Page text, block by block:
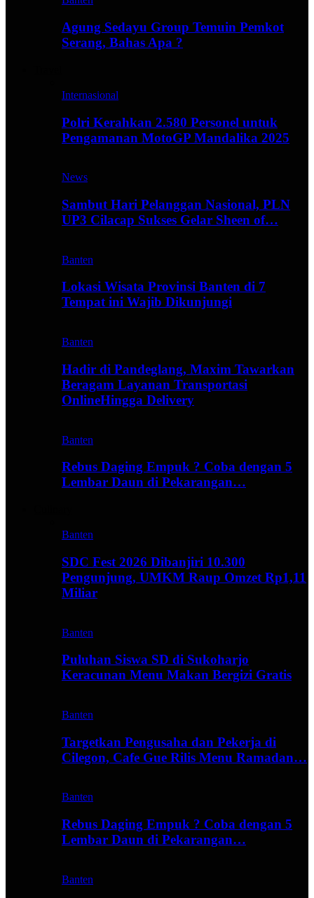
Agung Sedayu Group Temuin Pemkot
Serang, Bahas Apa ?
Internasional
Polri Kerahkan 2.580 Personel untuk
Pengamanan MotoGP Mandalika 2025
News
Sambut Hari Pelanggan Nasional, PLN
UP3 Cilacap Sukses Gelar Sheen of…
Banten
Lokasi Wisata Provinsi Banten di 7
Tempat ini Wajib Dikunjungi
Banten
Hadir di Pandeglang, Maxim Tawarkan
Beragam Layanan Transportasi
OnlineHingga Delivery
Banten
Rebus Daging Empuk ? Coba dengan 5
Lembar Daun di Pekarangan…
Banten
SDC Fest 2026 Dibanjiri 10.300
Pengunjung, UMKM Raup Omzet Rp1,11
Miliar
Banten
Puluhan Siswa SD di Sukoharjo
Keracunan Menu Makan Bergizi Gratis
Banten
Targetkan Pengusaha dan Pekerja di
Cilegon, Cafe Gue Rilis Menu Ramadan…
Banten
Rebus Daging Empuk ? Coba dengan 5
Lembar Daun di Pekarangan…
Banten